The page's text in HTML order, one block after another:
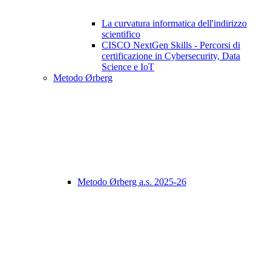
La curvatura informatica dell'indirizzo
scientifico
CISCO NextGen Skills - Percorsi di
certificazione in Cybersecurity, Data
Science e IoT
Metodo Ørberg
Metodo Ørberg a.s. 2025-26